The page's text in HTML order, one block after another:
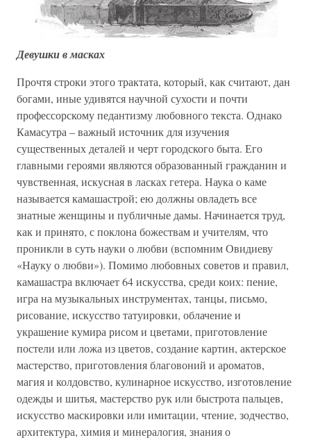
Девушки в масках
Прочтя строки этого трактата, который, как считают, дан
богами, иные удивятся научной сухости и почти
профессорскому педантизму любовного текста. Однако
Камасутра – важный источник для изучения
существенных деталей и черт городского быта. Его
главными героями являются образованный гражданин и
чувственная, искусная в ласках гетера. Наука о каме
называется камашастрой; ею должны овладеть все
знатные женщины и публичные дамы. Начинается труд,
как и принято, с поклона божествам и учителям, что
проникли в суть науки о любви (вспомним Овидиеву
«Науку о любви»). Помимо любовных советов и правил,
камашастра включает 64 искусства, среди коих: пение,
игра на музыкальных инструментах, танцы, письмо,
рисование, искусство татуировки, облачение и
украшение кумира рисом и цветами, приготовление
постели или ложа из цветов, создание картин, актерское
мастерство, приготовления благовоний и ароматов,
магия и колдовство, кулинарное искусство, изготовление
одежды и шитья, мастерство рук или быстрота пальцев,
искусство маскировки или имитации, чтение, зодчество,
архитектура, химия и минералогия, знания о